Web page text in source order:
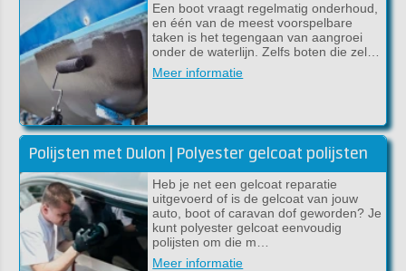
Een boot vraagt regelmatig onderhoud,
en één van de meest voorspelbare
taken is het tegengaan van aangroei
onder de waterlijn. Zelfs boten die zel…
Meer informatie
Polijsten met Dulon | Polyester gelcoat polijsten
Heb je net een gelcoat reparatie
uitgevoerd of is de gelcoat van jouw
auto, boot of caravan dof geworden? Je
kunt polyester gelcoat eenvoudig
polijsten om die m…
Meer informatie